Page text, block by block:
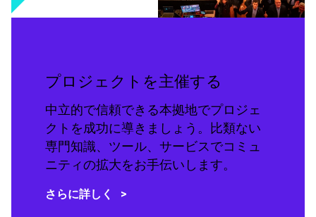
プロジェクトを主催する
中立的で信頼できる本拠地でプロジェ
クトを成功に導きましょう。比類ない
専門知識、ツール、サービスでコミュ
ニティの拡大をお手伝いします。
さらに詳しく